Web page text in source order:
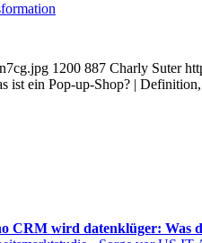
1200 887 Charly Suter
ist ein Pop-up-Shop? |
CRM wird datenklüger: Was